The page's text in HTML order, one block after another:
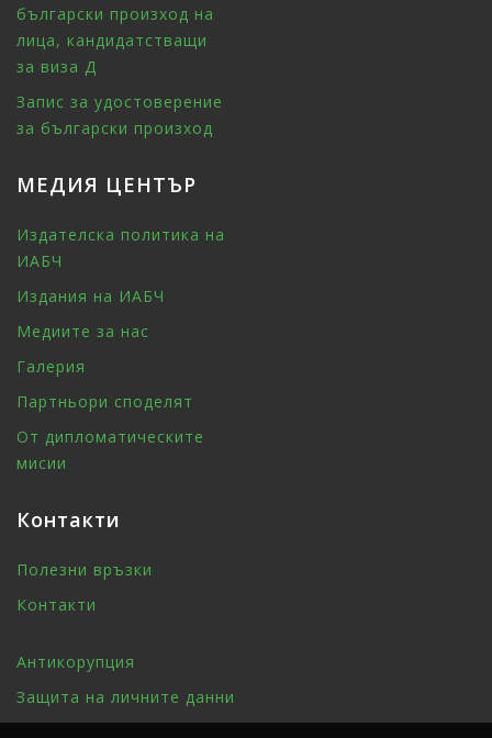
български произход на
лица, кандидатстващи
за виза Д
Запис за удостоверение
за български произход
МЕДИЯ ЦЕНТЪР
Издателска политика на
ИАБЧ
Издания на ИАБЧ
Медиите за нас
Галерия
Партньори споделят
От дипломатическите
мисии
Контакти
Полезни връзки
Контакти
Антикорупция
Защита на личните данни